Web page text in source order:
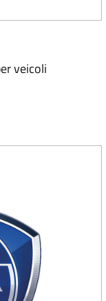
veicoli